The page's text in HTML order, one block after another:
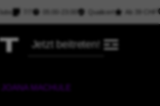
05:00-23:00 Qualicert Ab 39 CHF
Jetzt beitreten!
/ JOANA MACHULE